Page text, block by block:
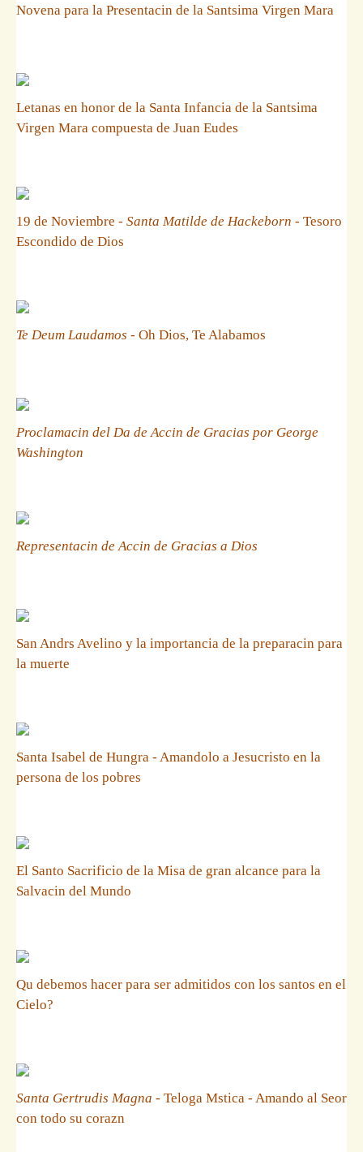
Novena para la Presentacin de la Santsima Virgen Mara
Letanas en honor de la Santa Infancia de la Santsima
Virgen Mara compuesta de Juan Eudes
19 de Noviembre - Santa Matilde de Hackeborn - Tesoro
Escondido de Dios
Te Deum Laudamos - Oh Dios, Te Alabamos
Proclamacin del Da de Accin de Gracias por George
Washington
Representacin de Accin de Gracias a Dios
San Andrs Avelino y la importancia de la preparacin para
la muerte
Santa Isabel de Hungra - Amandolo a Jesucristo en la
persona de los pobres
El Santo Sacrificio de la Misa de gran alcance para la
Salvacin del Mundo
Qu debemos hacer para ser admitidos con los santos en el
Cielo?
Santa Gertrudis Magna - Teloga Mstica - Amando al Seor
con todo su corazn